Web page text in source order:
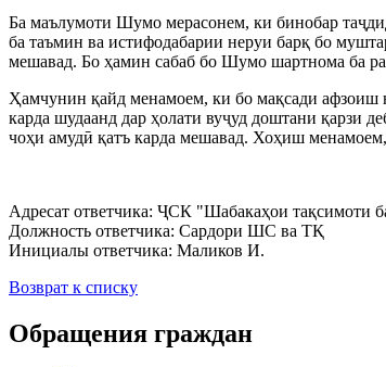
Ба маълумоти Шумо мерасонем, ки бинобар
ба таъмин ва истифодабарии неруи барқ бо
мешавад. Бо ҳамин сабаб бо Шумо шартнома ба
Ҳамчунин қайд менамоем, ки бо мақсади афзоиш
карда шудаанд дар ҳолати вуҷуд доштани қарзи
чоҳи амудӣ қатъ карда мешавад. Хоҳиш
Адресат ответчика: ҶСК "Шабакаҳои тақсимоти
Должность ответчика: Сардори ШС ва ТҚ
Инициалы ответчика: Маликов И.
Возврат к списку
Обращения граждан